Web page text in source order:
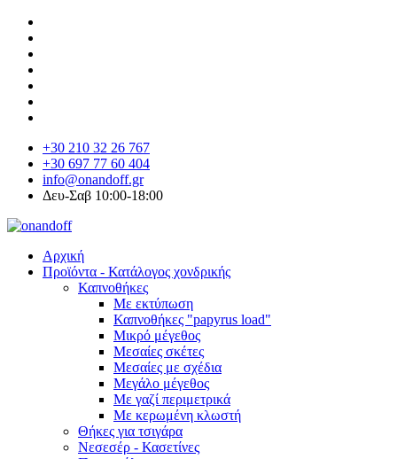
+30 210 32 26 767
+30 697 77 60 404
info@onandoff.gr
Δευ-Σαβ 10:00-18:00
Αρχική
Προϊόντα - Κατάλογος χονδρικής
Καπνοθήκες
Με εκτύπωση
Καπνοθήκες "papyrus load"
Μικρό μέγεθος
Μεσαίες σκέτες
Μεσαίες με σχέδια
Μεγάλο μέγεθος
Με γαζί περιμετρικά
Με κερωμένη κλωστή
Θήκες για τσιγάρα
Νεσεσέρ - Κασετίνες